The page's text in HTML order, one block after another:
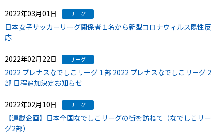
2022年03月01日 リーグ
日本女子サッカーリーグ関係者１名から新型コロナウィルス陽性反
応
2022年02月22日 リーグ
2022 プレナスなでしこリーグ 1 部 2022 プレナスなでしこリーグ 2
部 日程追加決定お知らせ
2022年02月10日 リーグ
【連載企画】日本全国なでしこリーグの街を訪ねて（なでしこリー
グ2部）